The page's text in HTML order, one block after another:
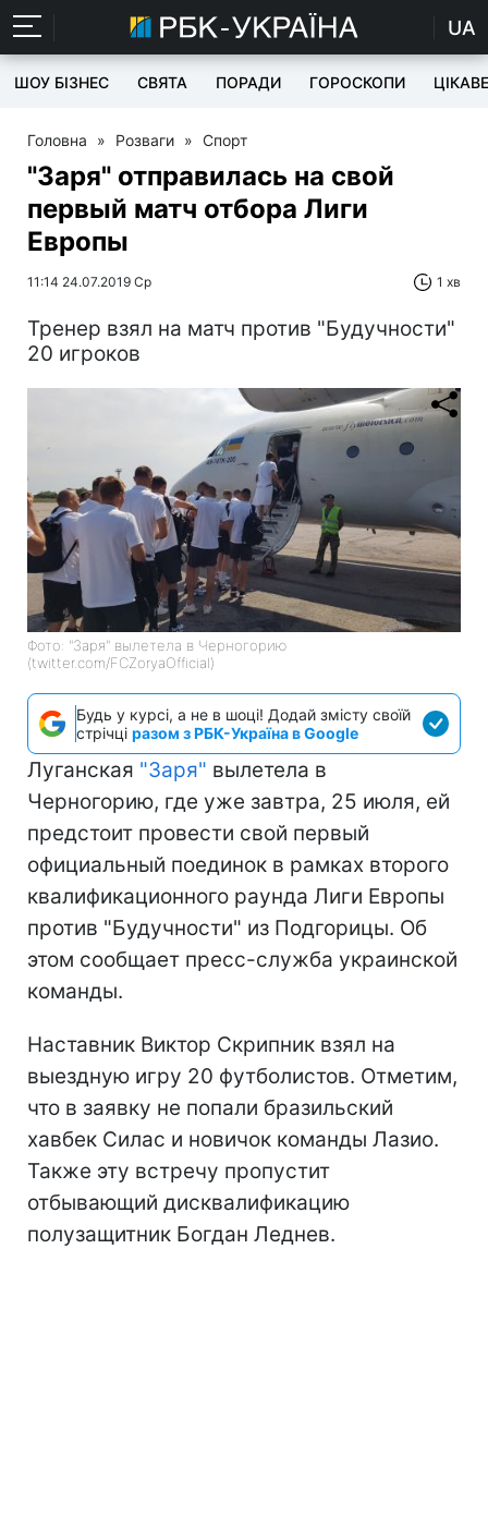
UA
ШОУ БІЗНЕС СВЯТА ПОРАДИ ГОРОСКОПИ ЦІКАВЕ
Головна » Розваги » Спорт
"Заря" отправилась на свой
первый матч отбора Лиги
Европы
11:14 24.07.2019 Ср 1 хв
Тренер взял на матч против "Будучности"
20 игроков
Фото: "Заря" вылетела в Черногорию
(twitter.com/FCZoryaOfficial)
Будь у курсі, а не в шоці! Додай змісту своїй
стрічці разом з РБК-Україна в Google
Луганская "Заря" вылетела в
Черногорию, где уже завтра, 25 июля, ей
предстоит провести свой первый
официальный поединок в рамках второго
квалификационного раунда Лиги Европы
против "Будучности" из Подгорицы. Об
этом сообщает пресс-служба украинской
команды.
Наставник Виктор Скрипник взял на
выездную игру 20 футболистов. Отметим,
что в заявку не попали бразильский
хавбек Силас и новичок команды Лазио.
Также эту встречу пропустит
отбывающий дисквалификацию
полузащитник Богдан Леднев.